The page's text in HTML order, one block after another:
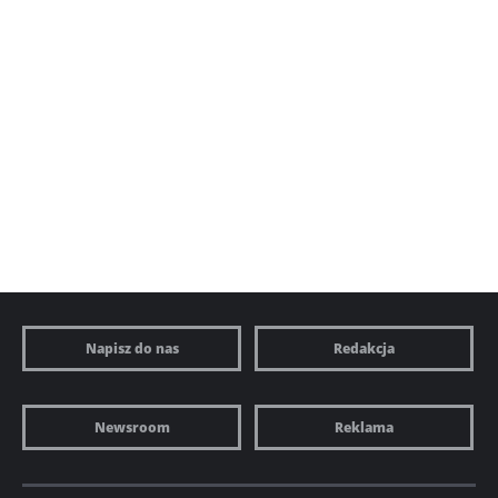
Napisz do nas Redakcja
Newsroom Reklama